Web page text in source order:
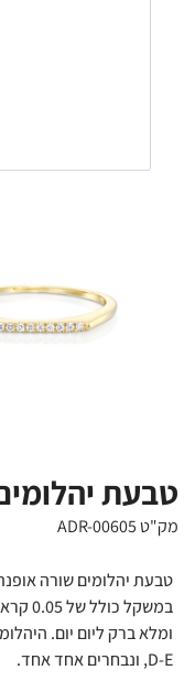
טבעת
מק"ט ADR-00605
D-E, ונבחרים אחד אחד.